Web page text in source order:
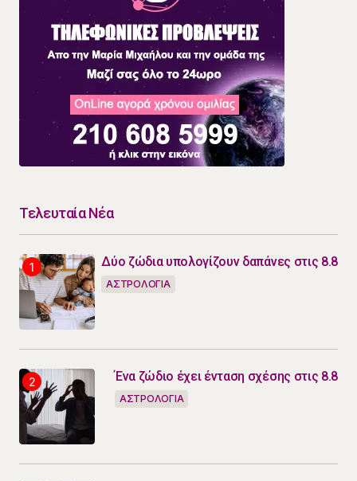
Τελευταία Νέα
Δύο ζώδια υπολογίζουν δαπάνες στις 8.8
ΑΣΤΡΟΛΟΓΙΑ
Ένα ζώδιο έχει ένταση σχέσης στις 8.8
ΑΣΤΡΟΛΟΓΙΑ